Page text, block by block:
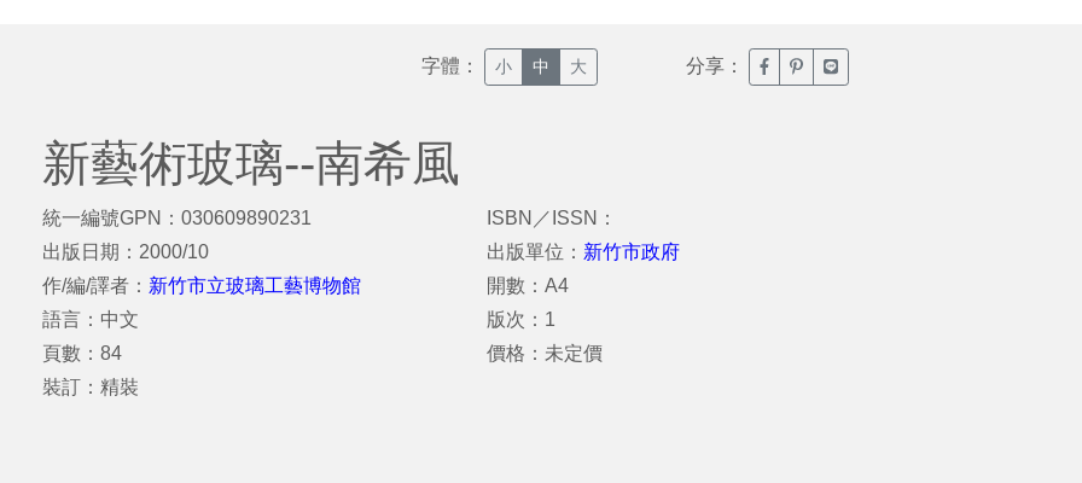
字體： 小 中 大 分享： 臉書分享(另開新視窗)
噗浪分享(另開新視窗)
Line分享(另開新視窗)
新藝術玻璃--南希風
統一編號GPN：030609890231
出版日期：2000/10
作/編/譯者： 新竹市立玻璃工藝博物館
語言：中文
頁數：84
裝訂：精裝
ISBN／ISSN：
出版單位： 新竹市政府
開數：A4
版次：1
價格：未定價